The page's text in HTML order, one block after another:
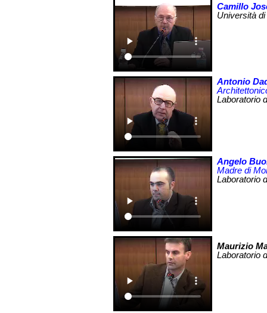
Camillo
Università
Antonio
Laboratorio
Angelo
Madre di
Laboratorio
Maurizio
Laboratorio